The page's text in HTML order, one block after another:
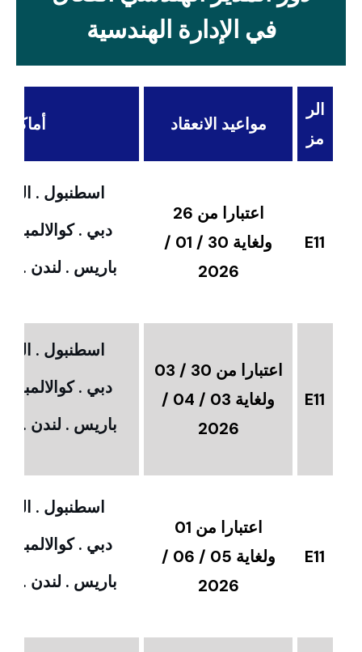
في الإدارة الهندسية
الر
مز
مواعيد الانعقاد أماكن
E11
اعتبارا من 26
ولغاية 30 / 01 /
2026
اسطنبول .
دبي .
باريس . لندن .
E11
اعتبارا من 30 / 03
ولغاية 03 / 04 /
2026
اسطنبول .
دبي .
باريس . لندن .
E11
اعتبارا من 01
ولغاية 05 / 06 /
2026
اسطنبول .
دبي .
باريس . لندن .